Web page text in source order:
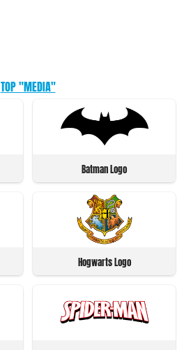
TOP "MEDIA"
Batman Logo
Hogwarts Logo